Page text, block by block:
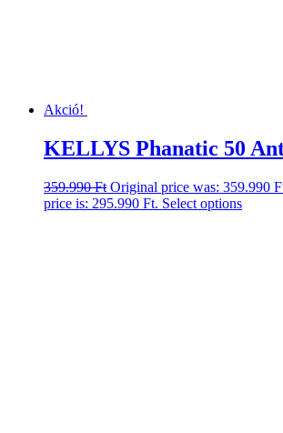
Akció!
KELLYS Phanatic 50
359.990Ft Original price was: 359.990
price is: 295.990 Ft. Select options